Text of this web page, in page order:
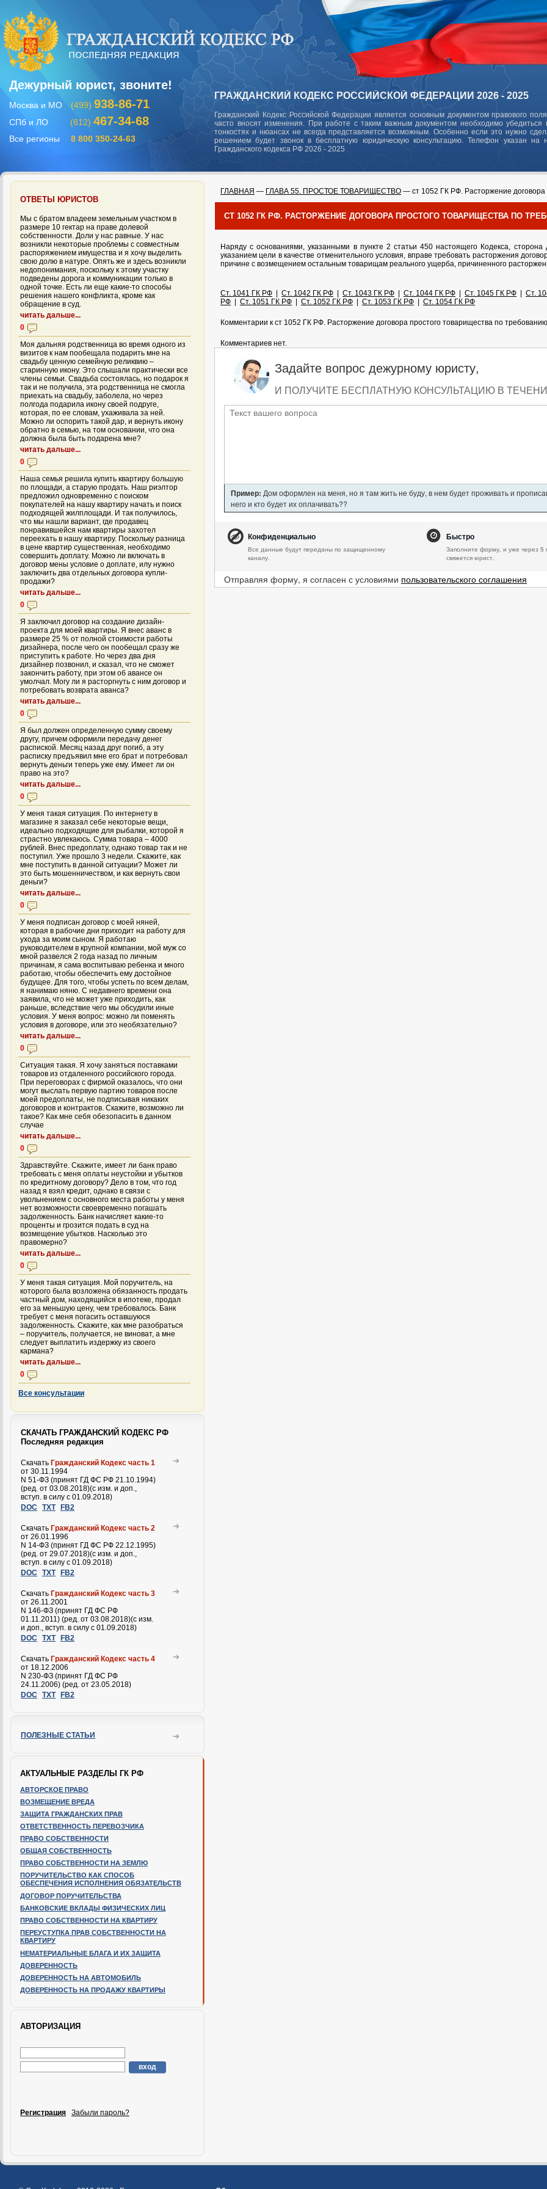
Дежурный юрист, звоните!
Москва и МО (499) 938-86-71
СПб и ЛО (812) 467-34-68
Все регионы 8 800 350-24-63
ГРАЖДАНСКИЙ КОДЕКС РОССИЙСКОЙ ФЕДЕРАЦИИ 2026 - 2025
Гражданский Кодекс Российской Федерации является основным документом правового
часто вносят изменения. При работе с таким важным документом необходимо
тонкостях и нюансах не всегда представляется возможным. Особенно если это нужно
решением будет звонок в бесплатную юридическую консультацию. Телефон указан
Гражданского кодекса РФ 2026 - 2025
ГЛАВНАЯ — ГЛАВА 55. ПРОСТОЕ ТОВАРИЩЕСТВО — ст 1052 ГК РФ. Расторжение
СТ 1052 ГК РФ. РАСТОРЖЕНИЕ ДОГОВОРА ПРОСТОГО ТОВАРИЩЕСТВА ПО
Наряду с основаниями, указанными в пункте 2 статьи 450 настоящего Кодекса,
указанием цели в качестве отменительного условия, вправе требовать расторжения
причине с возмещением остальным товарищам реального ущерба, причиненного
Ст. 1041 ГК РФ Ст. 1042 ГК РФ Ст. 1043 ГК РФ Ст. 1044 ГК РФ Ст. 1045 ГК РФ Ст.
РФ
Ст. 1051 ГК РФ Ст. 1052 ГК РФ Ст. 1053 ГК РФ Ст. 1054 ГК РФ
Комментарии к ст 1052 ГК РФ. Расторжение договора простого товарищества по
Комментариев нет.
Задайте вопрос дежурному юристу,
И ПОЛУЧИТЕ БЕСПЛАТНУЮ КОНСУЛЬТАЦИЮ В
Пример: Дом оформлен на меня, но я там жить не буду, в нем будет проживать и
него и кто будет их оплачивать??
Конфиденциально
Все данные будут переданы по защищенному
каналу.
Быстро
Заполните форму, и уже через 5
свяжется юрист.
Отправляя форму, я согласен с условиями пользовательского соглашения
ОТВЕТЫ ЮРИСТОВ
Мы с братом владеем земельным участком в
размере 10 гектар на праве долевой
собственности. Доли у нас равные. У нас
возникли некоторые проблемы с совместным
распоряжением имущества и я хочу выделить
свою долю в натуре. Опять же и здесь возникли
недопонимания, поскольку к этому участку
подведены дорога и коммуникации только в
одной точке. Есть ли еще какие-то способы
решения нашего конфликта, кроме как
обращение в суд.
читать дальше...
0
Моя дальняя родственница во время одного из
визитов к нам пообещала подарить мне на
свадьбу ценную семейную реликвию –
старинную икону. Это слышали практически все
члены семьи. Свадьба состоялась, но подарок я
так и не получила, эта родственница не смогла
приехать на свадьбу, заболела, но через
полгода подарила икону своей подруге,
которая, по ее словам, ухаживала за ней.
Можно ли оспорить такой дар, и вернуть икону
обратно в семью, на том основании, что она
должна была быть подарена мне?
читать дальше...
0
Наша семья решила купить квартиру большую
по площади, а старую продать. Наш риэлтор
предложил одновременно с поиском
покупателей на нашу квартиру начать и поиск
подходящей жилплощади. И так получилось,
что мы нашли вариант, где продавец
понравившейся нам квартиры захотел
переехать в нашу квартиру. Поскольку разница
в цене квартир существенная, необходимо
совершить доплату. Можно ли включать в
договор мены условие о доплате, илу нужно
заключить два отдельных договора купли-
продажи?
читать дальше...
0
Я заключил договор на создание дизайн-
проекта для моей квартиры. Я внес аванс в
размере 25 % от полной стоимости работы
дизайнера, после чего он пообещал сразу же
приступить к работе. Но через два дня
дизайнер позвонил, и сказал, что не сможет
закончить работу, при этом об авансе он
умолчал. Могу ли я расторгнуть с ним договор и
потребовать возврата аванса?
читать дальше...
0
Я был должен определенную сумму своему
другу, причем оформили передачу денег
распиской. Месяц назад друг погиб, а эту
расписку предъявил мне его брат и потребовал
вернуть деньги теперь уже ему. Имеет ли он
право на это?
читать дальше...
0
У меня такая ситуация. По интернету в
магазине я заказал себе некоторые вещи,
идеально подходящие для рыбалки, которой я
страстно увлекаюсь. Сумма товара – 4000
рублей. Внес предоплату, однако товар так и не
поступил. Уже прошло 3 недели. Скажите, как
мне поступить в данной ситуации? Может ли
это быть мошенничеством, и как вернуть свои
деньги?
читать дальше...
0
У меня подписан договор с моей няней,
которая в рабочие дни приходит на работу для
ухода за моим сыном. Я работаю
руководителем в крупной компании, мой муж со
мной развелся 2 года назад по личным
причинам, я сама воспитываю ребенка и много
работаю, чтобы обеспечить ему достойное
будущее. Для того, чтобы успеть по всем делам,
я нанимаю няню. С недавнего времени она
заявила, что не может уже приходить, как
раньше, вследствие чего мы обсудили иные
условия. У меня вопрос: можно ли поменять
условия в договоре, или это необязательно?
читать дальше...
0
Ситуация такая. Я хочу заняться поставками
товаров из отдаленного российского города.
При переговорах с фирмой оказалось, что они
могут выслать первую партию товаров после
моей предоплаты, не подписывая никаких
договоров и контрактов. Скажите, возможно ли
такое? Как мне себя обезопасить в данном
случае
читать дальше...
0
Здравствуйте. Скажите, имеет ли банк право
требовать с меня оплаты неустойки и убытков
по кредитному договору? Дело в том, что год
назад я взял кредит, однако в связи с
увольнением с основного места работы у меня
нет возможности своевременно погашать
задолженность. Банк начисляет какие-то
проценты и грозится подать в суд на
возмещение убытков. Насколько это
правомерно?
читать дальше...
0
У меня такая ситуация. Мой поручитель, на
которого была возложена обязанность продать
частный дом, находящийся в ипотеке, продал
его за меньшую цену, чем требовалось. Банк
требует с меня погасить оставшуюся
задолженность. Скажите, как мне разобраться
– поручитель, получается, не виноват, а мне
следует выплатить издержку из своего
кармана?
читать дальше...
0
Все консультации
СКАЧАТЬ ГРАЖДАНСКИЙ КОДЕКС РФ
Последняя редакция
Скачать Гражданский Кодекс часть 1
от 30.11.1994
N 51-ФЗ (принят ГД ФС РФ 21.10.1994)
(ред. от 03.08.2018)(с изм. и доп.,
вступ. в силу с 01.09.2018)
DOC TXT FB2
Скачать Гражданский Кодекс часть 2
от 26.01.1996
N 14-ФЗ (принят ГД ФС РФ 22.12.1995)
(ред. от 29.07.2018)(с изм. и доп.,
вступ. в силу с 01.09.2018)
DOC TXT FB2
Скачать Гражданский Кодекс часть 3
от 26.11.2001
N 146-ФЗ (принят ГД ФС РФ
01.11.2011) (ред. от 03.08.2018)(с изм.
и доп., вступ. в силу с 01.09.2018)
DOC TXT FB2
Скачать Гражданский Кодекс часть 4
от 18.12.2006
N 230-ФЗ (принят ГД ФС РФ
24.11.2006) (ред. от 23.05.2018)
DOC TXT FB2
ПОЛЕЗНЫЕ СТАТЬИ
АКТУАЛЬНЫЕ РАЗДЕЛЫ ГК РФ
АВТОРСКОЕ ПРАВО
ВОЗМЕЩЕНИЕ ВРЕДА
ЗАЩИТА ГРАЖДАНСКИХ ПРАВ
ОТВЕТСТВЕННОСТЬ ПЕРЕВОЗЧИКА
ПРАВО СОБСТВЕННОСТИ
ОБЩАЯ СОБСТВЕННОСТЬ
ПРАВО СОБСТВЕННОСТИ НА ЗЕМЛЮ
ПОРУЧИТЕЛЬСТВО КАК СПОСОБ
ОБЕСПЕЧЕНИЯ ИСПОЛНЕНИЯ ОБЯЗАТЕЛЬСТВ
ДОГОВОР ПОРУЧИТЕЛЬСТВА
БАНКОВСКИЕ ВКЛАДЫ ФИЗИЧЕСКИХ ЛИЦ
ПРАВО СОБСТВЕННОСТИ НА КВАРТИРУ
ПЕРЕУСТУПКА ПРАВ СОБСТВЕННОСТИ НА
КВАРТИРУ
НЕМАТЕРИАЛЬНЫЕ БЛАГА И ИХ ЗАЩИТА
ДОВЕРЕННОСТЬ
ДОВЕРЕННОСТЬ НА АВТОМОБИЛЬ
ДОВЕРЕННОСТЬ НА ПРОДАЖУ КВАРТИРЫ
АВТОРИЗАЦИЯ
Регистрация Забыли пароль?